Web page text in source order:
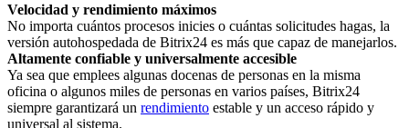
Velocidad y rendimiento máximos
No importa cuántos procesos inicies o cuántas solicitudes hagas, la
versión autohospedada de Bitrix24 es más que capaz de manejarlos.
Altamente confiable y universalmente accesible
Ya sea que emplees algunas docenas de personas en la misma
oficina o algunos miles de personas en varios países, Bitrix24
siempre garantizará un rendimiento estable y un acceso rápido y
universal al sistema.